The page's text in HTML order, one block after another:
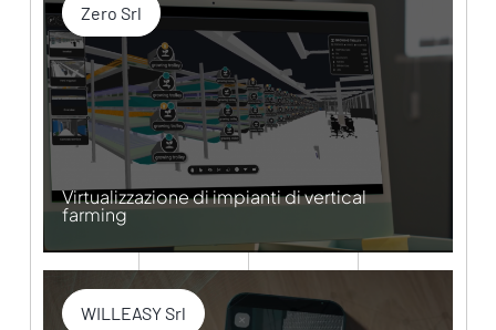
Zero Srl
Virtualizzazione di impianti di vertical
farming
WILLEASY Srl